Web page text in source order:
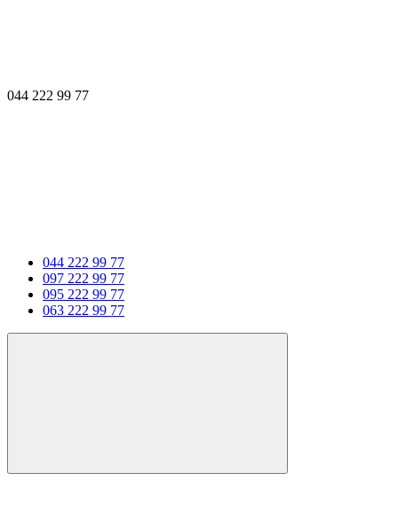
044 222 99 77
044 222 99 77
097 222 99 77
095 222 99 77
063 222 99 77